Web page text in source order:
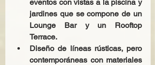
eventos con vistas a la piscina y
jardines que se compone de un
Lounge Bar y un Rooftop
Terrace.
Diseño de líneas rústicas, pero
contemporáneas con materiales